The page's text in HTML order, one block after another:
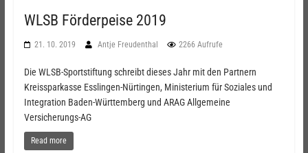
WLSB Förderpeise 2019
21. 10. 2019 Antje Freudenthal 2266 Aufrufe
Die WLSB-Sportstiftung schreibt dieses Jahr mit den Partnern
Kreissparkasse Esslingen-Nürtingen, Ministerium für Soziales und
Integration Baden-Württemberg und ARAG Allgemeine
Versicherungs-AG
Read more